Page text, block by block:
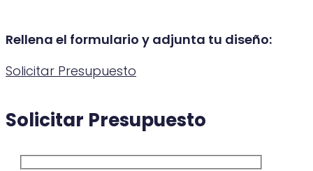
Rellena el formulario y adjunta tu diseño:
Solicitar Presupuesto
Solicitar Presupuesto